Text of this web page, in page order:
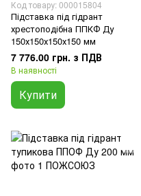
Код товару: 000015804
Підставка під гідрант
хрестоподібна ППКФ Ду
150х150х150х150 мм
7 776.00 грн. з ПДВ
В наявності
Купити